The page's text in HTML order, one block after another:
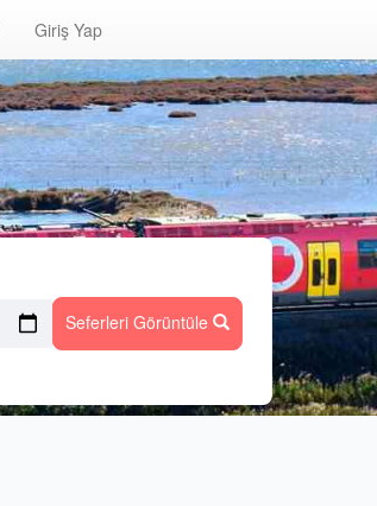
Giriş Yap
Seferleri Görüntüle